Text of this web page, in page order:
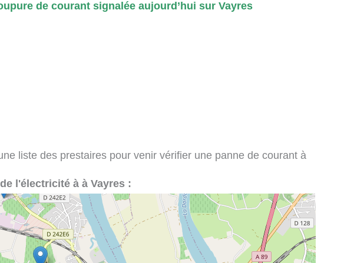
de courant signalée aujourd’hui sur Vayres
liste des prestaires pour venir vérifier une panne de courant à
l'électricité à à Vayres :